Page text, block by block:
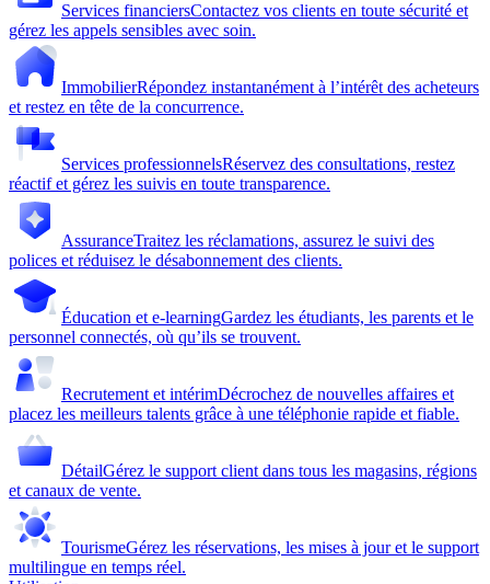
Services financiersContactez vos clients en toute sécurité et
gérez les appels sensibles avec soin.
ImmobilierRépondez instantanément à l’intérêt des acheteurs
et restez en tête de la concurrence.
Services professionnelsRéservez des consultations, restez
réactif et gérez les suivis en toute transparence.
AssuranceTraitez les réclamations, assurez le suivi des
polices et réduisez le désabonnement des clients.
Éducation et e-learningGardez les étudiants, les parents et le
personnel connectés, où qu’ils se trouvent.
Recrutement et intérimDécrochez de nouvelles affaires et
placez les meilleurs talents grâce à une téléphonie rapide et fiable.
DétailGérez le support client dans tous les magasins, régions
et canaux de vente.
TourismeGérez les réservations, les mises à jour et le support
multilingue en temps réel.